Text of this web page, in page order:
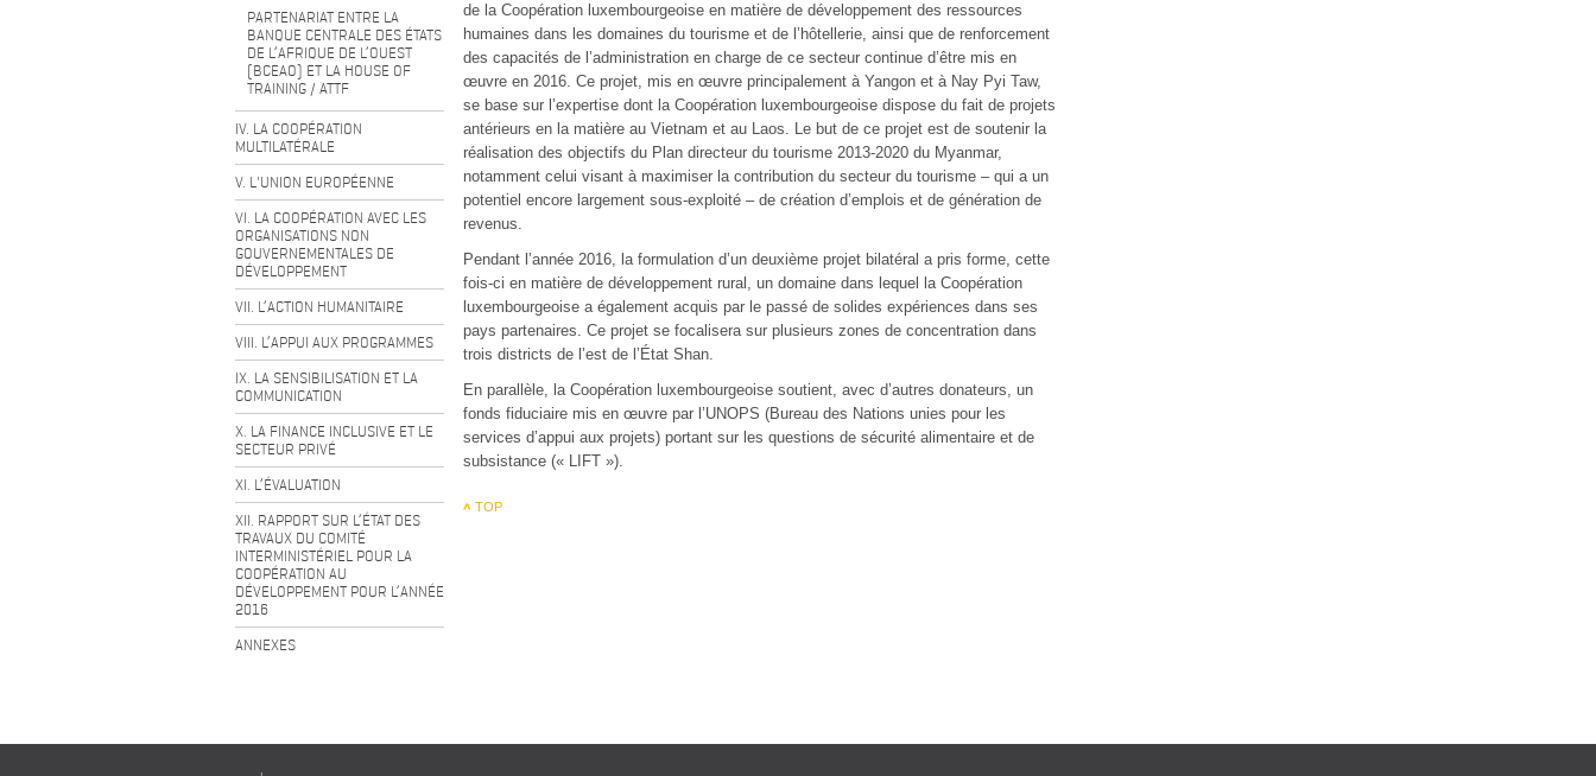
PARTENARIAT ENTRE LA
BANQUE CENTRALE DES ÉTATS
DE L’AFRIQUE DE L’OUEST
(BCEAO) ET LA HOUSE OF
TRAINING / ATTF
IV. LA COOPÉRATION
MULTILATÉRALE
V. L'UNION EUROPÉENNE
VI. LA COOPÉRATION AVEC LES
ORGANISATIONS NON
GOUVERNEMENTALES DE
DÉVELOPPEMENT
VII. L’ACTION HUMANITAIRE
VIII. L’APPUI AUX PROGRAMMES
IX. LA SENSIBILISATION ET LA
COMMUNICATION
X. LA FINANCE INCLUSIVE ET LE
SECTEUR PRIVÉ
XI. L’ÉVALUATION
XII. RAPPORT SUR L’ÉTAT DES
TRAVAUX DU COMITÉ
INTERMINISTÉRIEL POUR LA
COOPÉRATION AU
DÉVELOPPEMENT POUR L’ANNÉE
2016
ANNEXES
de la Coopération luxembourgeoise en matière de développement des ressources
humaines dans les domaines du tourisme et de l’hôtellerie, ainsi que de renforcement
des capacités de l’administration en charge de ce secteur continue d’être mis en
œuvre en 2016. Ce projet, mis en œuvre principalement à Yangon et à Nay Pyi Taw,
se base sur l’expertise dont la Coopération luxembourgeoise dispose du fait de projets
antérieurs en la matière au Vietnam et au Laos. Le but de ce projet est de soutenir la
réalisation des objectifs du Plan directeur du tourisme 2013-2020 du Myanmar,
notamment celui visant à maximiser la contribution du secteur du tourisme – qui a un
potentiel encore largement sous-exploité – de création d’emplois et de génération de
revenus.
Pendant l’année 2016, la formulation d’un deuxième projet bilatéral a pris forme, cette
fois-ci en matière de développement rural, un domaine dans lequel la Coopération
luxembourgeoise a également acquis par le passé de solides expériences dans ses
pays partenaires. Ce projet se focalisera sur plusieurs zones de concentration dans
trois districts de l’est de l’État Shan.
En parallèle, la Coopération luxembourgeoise soutient, avec d’autres donateurs, un
fonds fiduciaire mis en œuvre par l’UNOPS (Bureau des Nations unies pour les
services d’appui aux projets) portant sur les questions de sécurité alimentaire et de
subsistance (« LIFT »).
TOP